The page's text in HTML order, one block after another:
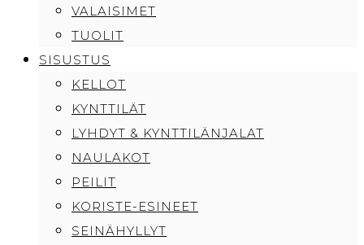
VALAISIMET
TUOLIT
SISUSTUS
KELLOT
KYNTTILÄT
LYHDYT & KYNTTILÄNJALAT
NAULAKOT
PEILIT
KORISTE-ESINEET
SEINÄHYLLYT